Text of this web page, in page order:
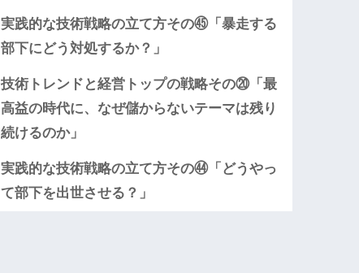
実践的な技術戦略の立て方その㊺「暴走する
部下にどう対処するか？」
技術トレンドと経営トップの戦略その⑳「最
高益の時代に、なぜ儲からないテーマは残り
続けるのか」
実践的な技術戦略の立て方その㊹「どうやっ
て部下を出世させる？」